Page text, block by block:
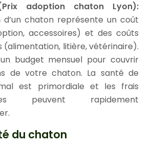
adoption chaton Lyon):
d’un chaton représente un coût
accessoires) et des coûts
(alimentation, litière, vétérinaire).
budget mensuel pour couvrir
de votre chaton. La santé de
est primordiale et les frais
peuvent rapidement
du chaton